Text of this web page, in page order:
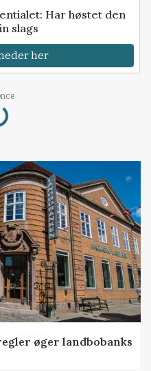
Har høstet den
slags
her
øger landbobanks